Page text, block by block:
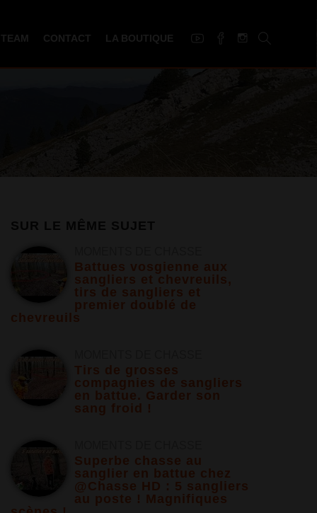
CONTACT LA BOUTIQUE
Battues vosgienne aux
sangliers et chevreuils,
tirs de sangliers et
premier doublé de
chevreuils
Tirs de grosses
compagnies de sangliers
en battue. Garder son
sang froid !
Superbe chasse au
sanglier en battue chez
@Chasse HD : 5 sangliers
au poste ! Magnifiques